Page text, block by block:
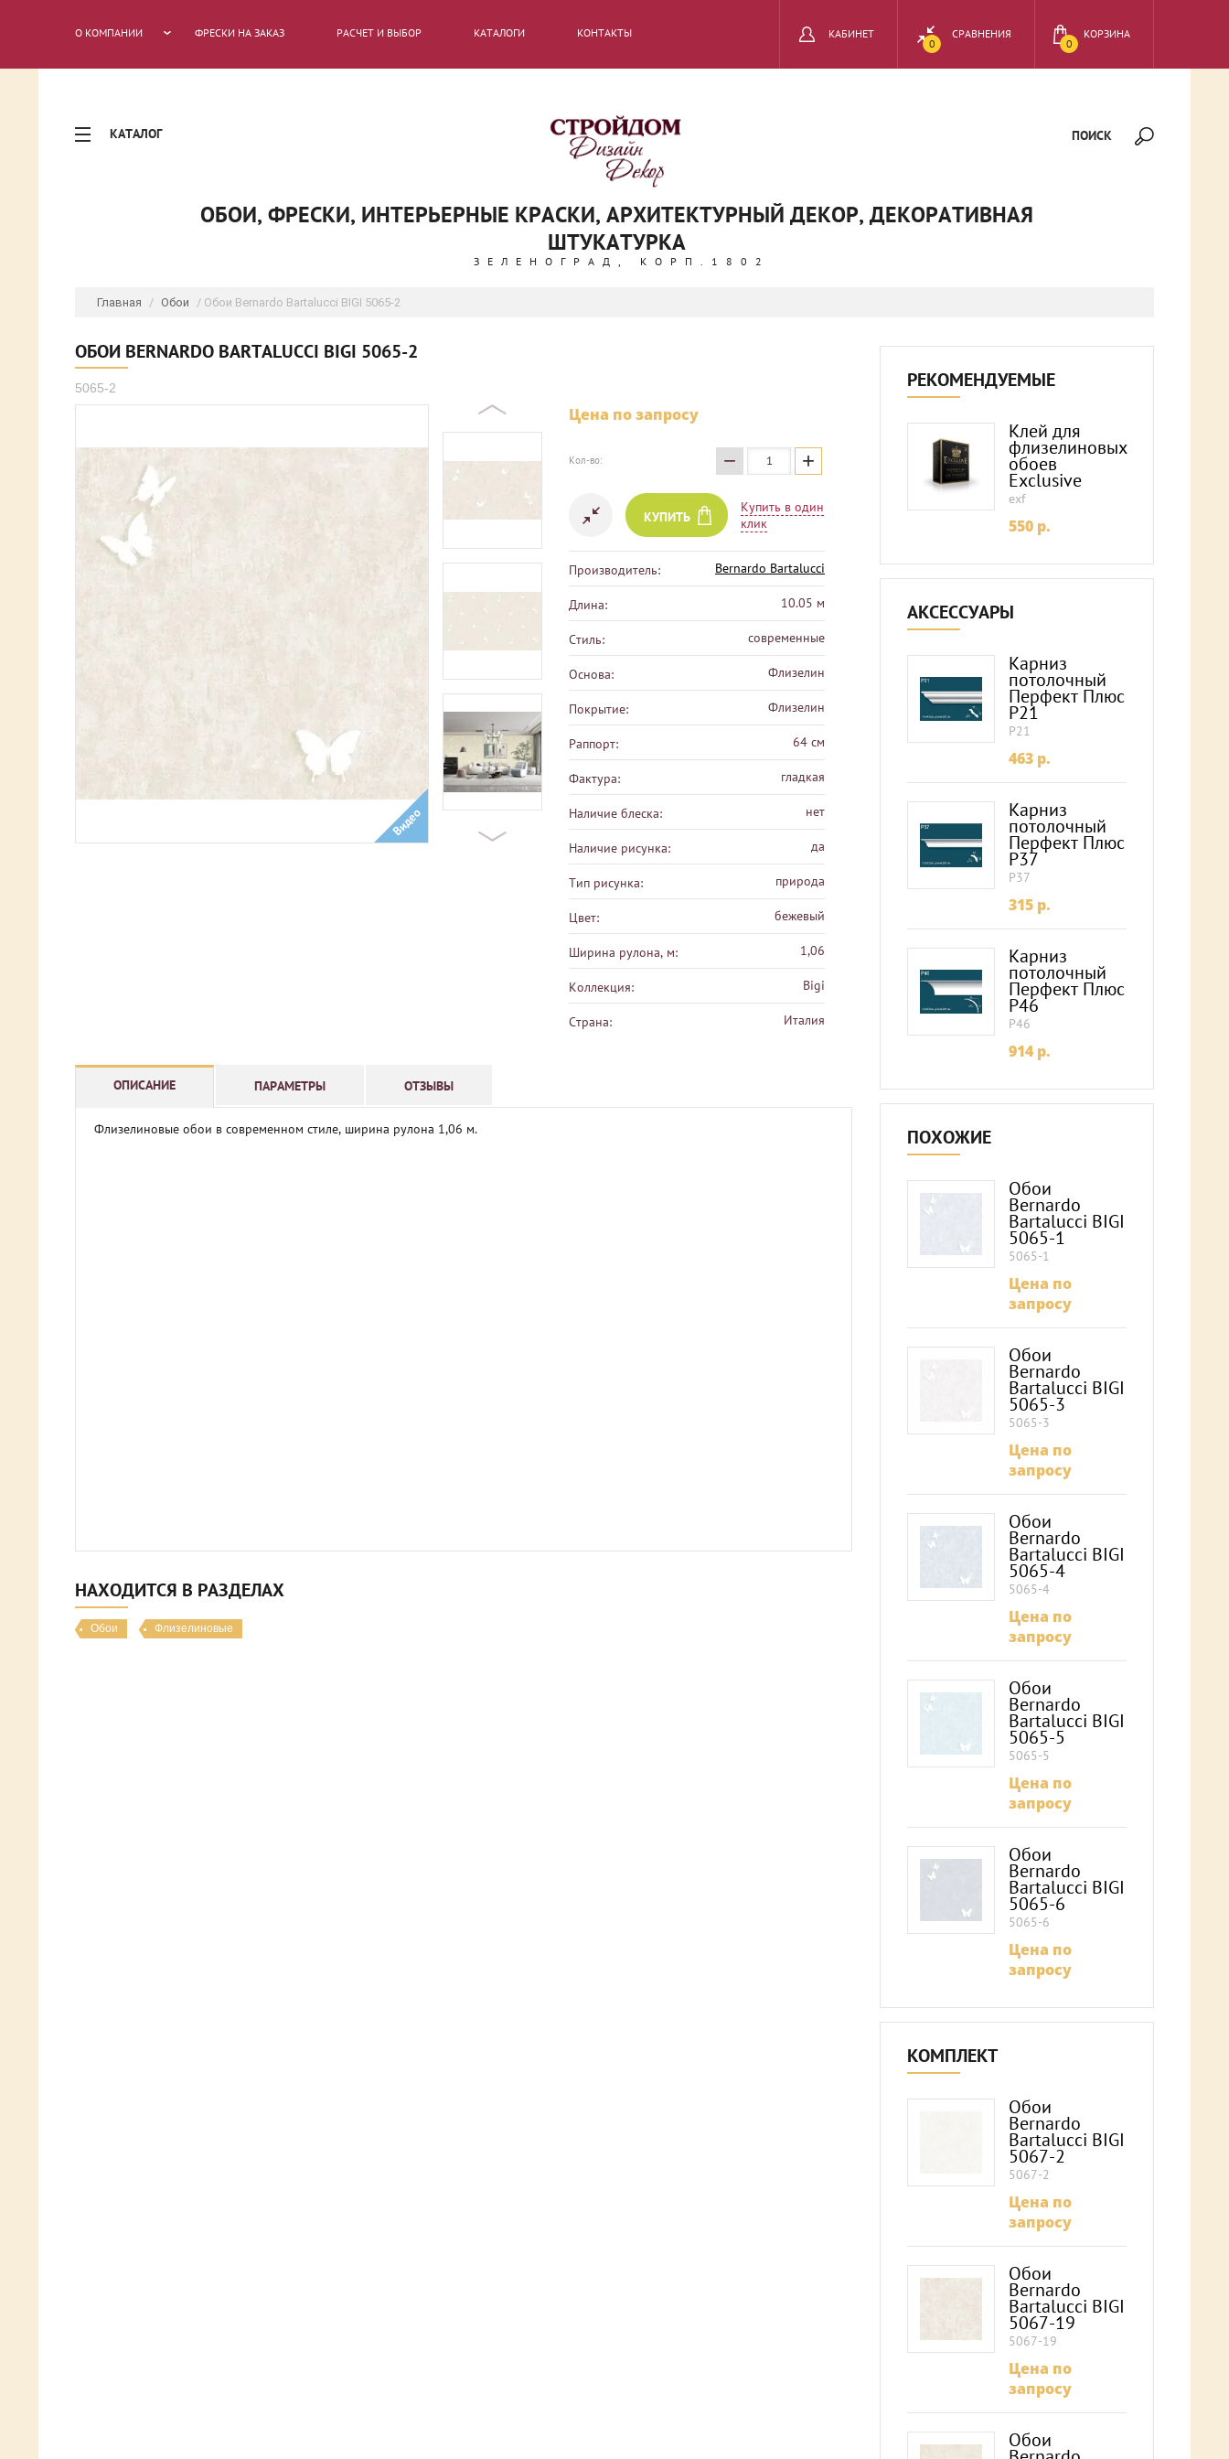
О КОМПАНИИ ФРЕСКИ НА ЗАКАЗ РАСЧЕТ И ВЫБОР КАТАЛОГИ
КОНТАКТЫ
0
КОРЗИНА
СРАВНЕНИЯ
0
КАБИНЕТ
КАТАЛОГ ПОИСК
ОБОИ, ФРЕСКИ, ИНТЕРЬЕРНЫЕ КРАСКИ, АРХИТЕКТУРНЫЙ ДЕКОР, ДЕКОРАТИВНАЯ
ШТУКАТУРКА
ЗЕЛЕНОГРАД, КОРП.1802
Главная / Обои / Обои Bernardo Bartalucci BIGI 5065-2
ОБОИ BERNARDO BARTALUCCI BIGI 5065-2
5065-2
Видео
Цена по запросу
Кол-во: − +
КУПИТЬ
Купить в один
клик
Производитель: Bernardo Bartalucci
Длина: 10.05 м
Стиль: современные
Основа: Флизелин
Покрытие: Флизелин
Раппорт: 64 см
Фактура: гладкая
Наличие блеска: нет
Наличие рисунка: да
Тип рисунка: природа
Цвет: бежевый
Ширина рулона, м: 1,06
Коллекция: Bigi
Страна: Италия
ОПИСАНИЕ ПАРАМЕТРЫ ОТЗЫВЫ
Флизелиновые обои в современном стиле, ширина рулона 1,06 м.
НАХОДИТСЯ В РАЗДЕЛАХ
Обои Флизелиновые
РЕКОМЕНДУЕМЫЕ
Клей для
флизелиновых
обоев
Exclusive
exf
550 p.
АКСЕССУАРЫ
Карниз
потолочный
Перфект Плюс
P21
P21
463 p.
Карниз
потолочный
Перфект Плюс
P37
P37
315 p.
Карниз
потолочный
Перфект Плюс
P46
P46
914 p.
ПОХОЖИЕ
Обои
Bernardo
Bartalucci BIGI
5065-1
5065-1
Цена по
запросу
Обои
Bernardo
Bartalucci BIGI
5065-3
5065-3
Цена по
запросу
Обои
Bernardo
Bartalucci BIGI
5065-4
5065-4
Цена по
запросу
Обои
Bernardo
Bartalucci BIGI
5065-5
5065-5
Цена по
запросу
Обои
Bernardo
Bartalucci BIGI
5065-6
5065-6
Цена по
запросу
КОМПЛЕКТ
Обои
Bernardo
Bartalucci BIGI
5067-2
5067-2
Цена по
запросу
Обои
Bernardo
Bartalucci BIGI
5067-19
5067-19
Цена по
запросу
Обои